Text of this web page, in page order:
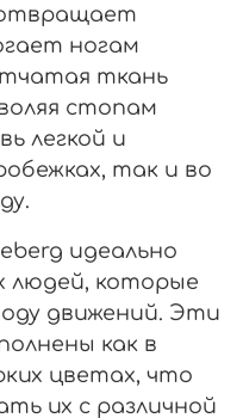
ногам
ткань
стопам
легкой и
так и во
идеально
людей, которые
движений. Эти
как в
цветах, что
их с различной